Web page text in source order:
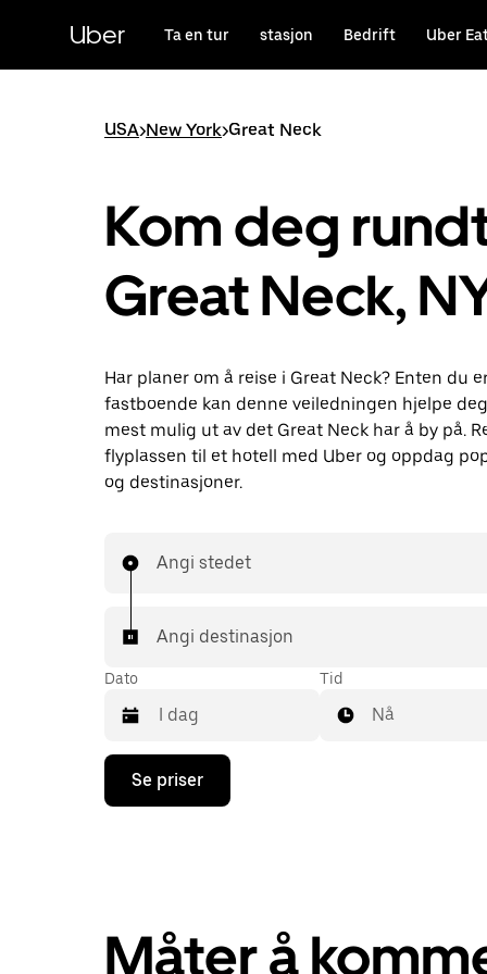
hovedinnholdet
Uber Ta en tur stasjon Bedrift Uber
USA>New York>Great Neck
Kom deg
Great Neck,
Har planer om å reise i Great Neck? Enten du
fastboende kan denne veiledningen hjelpe
mest mulig ut av det Great Neck har å by på.
flyplassen til et hotell med Uber og oppdag
og destinasjoner.
Angi stedet
Angi destinasjon
Dato
Trykk
piltast
velge
en
Tid
Nå
Se priser
Måter å